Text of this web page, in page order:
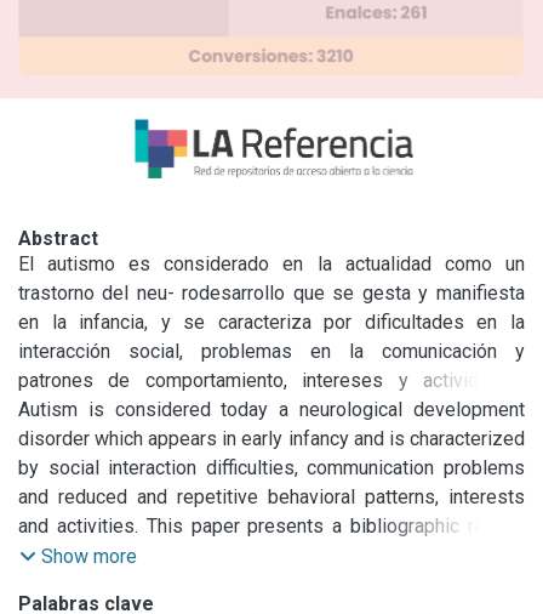
Abstract
El autismo es considerado en la actualidad como un
trastorno del neu- rodesarrollo que se gesta y manifiesta
en la infancia, y se caracteriza por dificultades en la
interacción social, problemas en la comunicación y
patrones de comportamiento, intereses y actividades,
restringidos y repetitivos. Se despliega aquí una revisión
bibliográfica sobre los dis- tintos tratamientos que en la
actualidad atienden las dificultades en la comunicación de
los niños con este padecimiento, basándonos en dos ejes
conceptuales: las modalidades de abordaje y los marcos
teó- ricos subyacentes. Por un lado, se delimitan dos
Autism is considered today a neurological development
disorder which appears in early infancy and is characterized
by social interaction difficulties, communication problems
and reduced and repetitive behavioral patterns, interests
and activities. This paper presents a bibliographic review
about the different treatments that currently deal with
Show more
Palabras clave